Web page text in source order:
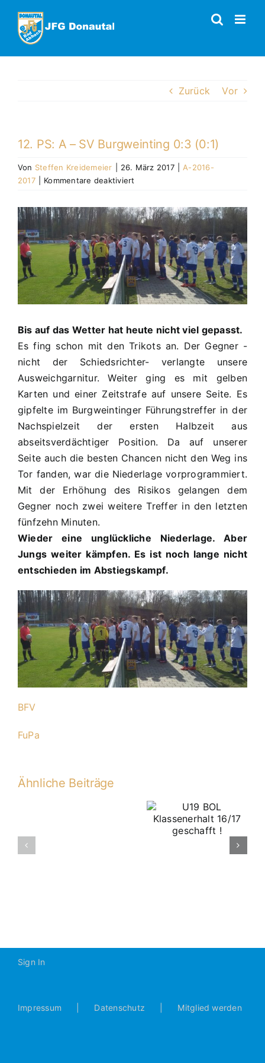
Inhalt
springen
Zurück Vor
12. PS: A – SV Burgweinting 0:3 (0:1)
Von Steffen Kreidemeier 26. März 2017
A-2016-
2017
Kommentare deaktiviert
PS:
A
–
SV
Burgweinting
0:3
(0:1)
Zeige
grösseres
Bild
Bis auf das Wetter hat heute nicht viel gepasst.
Es fing schon mit den Trikots an. Der Gegner -
nicht der Schiedsrichter- verlangte unsere
Ausweichgarnitur. Weiter ging es mit gelben
Karten und einer Zeitstrafe auf unsere Seite. Es
gipfelte im Burgweintinger Führungstreffer in der
Nachspielzeit der ersten Halbzeit aus
abseitsverdächtiger Position. Da auf unserer
Seite auch die besten Chancen nicht den Weg ins
Tor fanden, war die Niederlage vorprogrammiert.
Mit der Erhöhung des Risikos gelangen dem
Gegner noch zwei weitere Treffer in den letzten
fünfzehn Minuten.
Wieder eine unglückliche Niederlage. Aber
Jungs weiter kämpfen. Es ist noch lange nicht
entschieden im Abstiegskampf.
BFV
FuPa
Ähnliche Beiträge
Sign In
Impressum Datenschutz Mitglied werden